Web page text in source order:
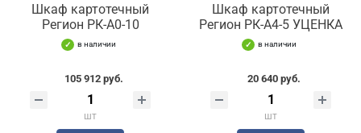
Шкаф картотечный
Регион РК-А0-10
в наличии
105 912 руб.
шт
Шкаф картотечный
Регион РК-А4-5 УЦЕНКА
в наличии
20 640 руб.
шт